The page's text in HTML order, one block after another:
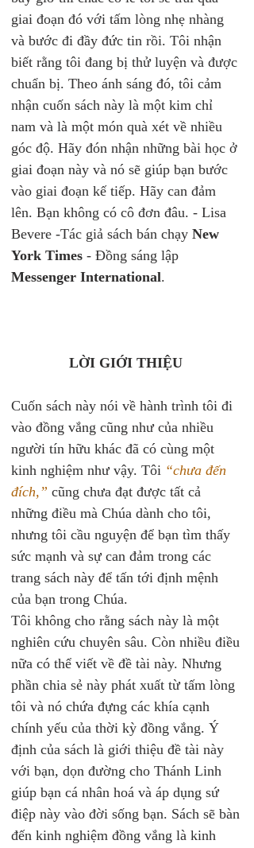
giai đoạn đó với tấm lòng nhẹ nhàng
và bước đi đầy đức tin rồi. Tôi nhận
biết rằng tôi đang bị thử luyện và được
chuẩn bị. Theo ánh sáng đó, tôi cảm
nhận cuốn sách này là một kim chỉ
nam và là một món quà xét về nhiều
góc độ. Hãy đón nhận những bài học ở
giai đoạn này và nó sẽ giúp bạn bước
vào giai đoạn kế tiếp. Hãy can đảm
lên. Bạn không có cô đơn đâu. - Lisa
Bevere -Tác giả sách bán chạy New
York Times - Đồng sáng lập
Messenger International.
LỜI GIỚI THIỆU
Cuốn sách này nói về hành trình tôi đi
vào đồng vắng cũng như của nhiều
người tín hữu khác đã có cùng một
kinh nghiệm như vậy. Tôi “chưa đến
đích,” cũng chưa đạt được tất cả
những điều mà Chúa dành cho tôi,
nhưng tôi cầu nguyện để bạn tìm thấy
sức mạnh và sự can đảm trong các
trang sách này để tấn tới định mệnh
của bạn trong Chúa.
Tôi không cho rằng sách này là một
nghiên cứu chuyên sâu. Còn nhiều điều
nữa có thể viết về đề tài này. Nhưng
phần chia sẻ này phát xuất từ tấm lòng
tôi và nó chứa đựng các khía cạnh
chính yếu của thời kỳ đồng vắng. Ý
định của sách là giới thiệu đề tài này
với bạn, dọn đường cho Thánh Linh
giúp bạn cá nhân hoá và áp dụng sứ
điệp này vào đời sống bạn. Sách sẽ bàn
đến kinh nghiệm đồng vắng là kinh